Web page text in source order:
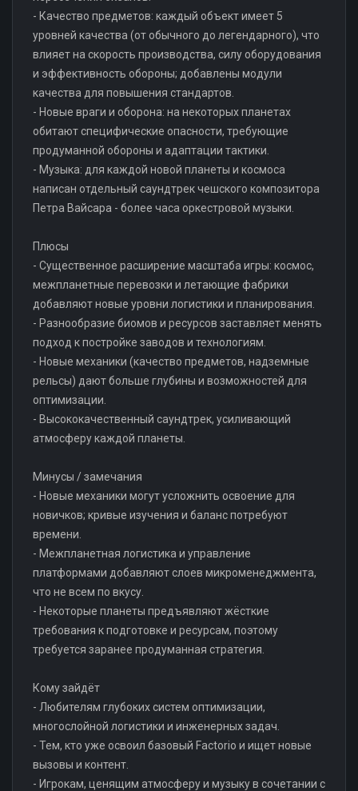
- Качество предметов: каждый объект имеет 5
уровней качества (от обычного до легендарного), что
влияет на скорость производства, силу оборудования
и эффективность обороны; добавлены модули
качества для повышения стандартов.
- Новые враги и оборона: на некоторых планетах
обитают специфические опасности, требующие
продуманной обороны и адаптации тактики.
- Музыка: для каждой новой планеты и космоса
написан отдельный саундтрек чешского композитора
Петра Вайсара - более часа оркестровой музыки.
Плюсы
- Существенное расширение масштаба игры: космос,
межпланетные перевозки и летающие фабрики
добавляют новые уровни логистики и планирования.
- Разнообразие биомов и ресурсов заставляет менять
подход к постройке заводов и технологиям.
- Новые механики (качество предметов, надземные
рельсы) дают больше глубины и возможностей для
оптимизации.
- Высококачественный саундтрек, усиливающий
атмосферу каждой планеты.
Минусы / замечания
- Новые механики могут усложнить освоение для
новичков; кривые изучения и баланс потребуют
времени.
- Межпланетная логистика и управление
платформами добавляют слоев микроменеджмента,
что не всем по вкусу.
- Некоторые планеты предъявляют жёсткие
требования к подготовке и ресурсам, поэтому
требуется заранее продуманная стратегия.
Кому зайдёт
- Любителям глубоких систем оптимизации,
многослойной логистики и инженерных задач.
- Тем, кто уже освоил базовый Factorio и ищет новые
вызовы и контент.
- Игрокам, ценящим атмосферу и музыку в сочетании с